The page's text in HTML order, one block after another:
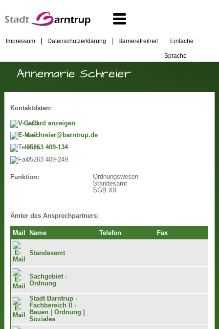
Impressum Datenschutzerklärung Barrierefreiheit Einfache
Sprache
Annemarie Schreier
Kontaktdaten:
v-Card anzeigen
a.schreier@barntrup.de
05263 409-134
05263 409-249
Funktion:
Ordnungswesen
Standesamt
SGB XII
Ämter des Ansprechpartners:
Mail Name Telefon Fax
Standesamt
Sachgebiet -
Ordnung
Stadt Barntrup -
Fachbereich II -
Bauen | Ordnung |
Soziales